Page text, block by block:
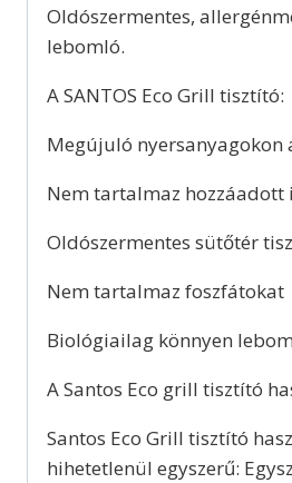
Oldószermentes,
lebomló.
A SANTOS Eco Grill tisztító:
Megújuló nyersanyagokon
Nem tartalmaz
Oldószermentes sütőtér
Nem tartalmaz foszfátokat
Biológiailag könnyen
A Santos Eco grill tisztító
Santos Eco Grill tisztító
hihetetlenül egyszerű: